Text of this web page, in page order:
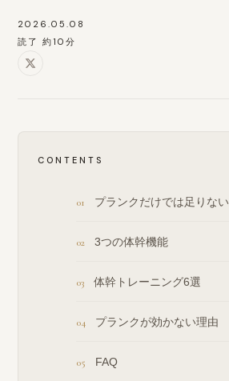
2026.05.08
読了 約10分
CONTENTS
プランクだけでは足りない
3つの体幹機能
体幹トレーニング6選
プランクが効かない理由
FAQ